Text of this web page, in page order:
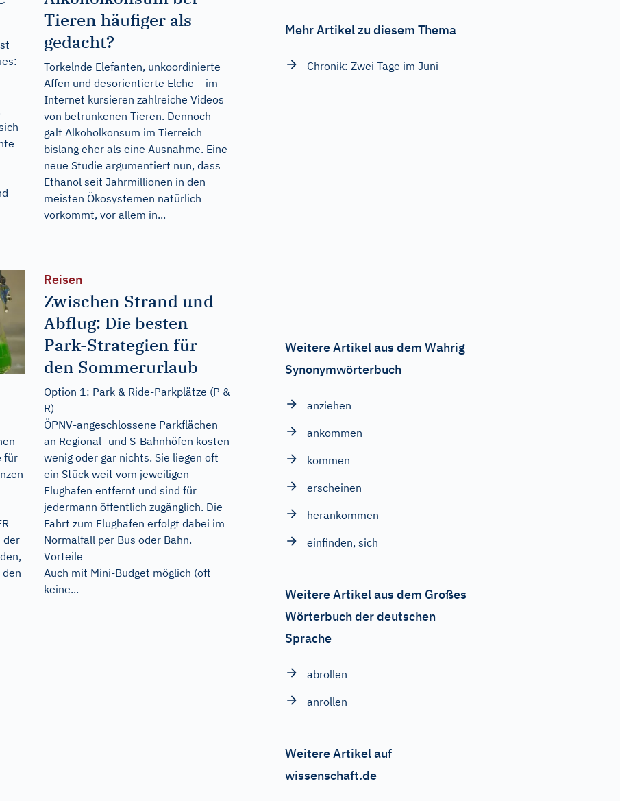
Tieren häufiger als
gedacht?
Torkelnde Elefanten, unkoordinierte
Affen und desorientierte Elche – im
Internet kursieren zahlreiche Videos
von betrunkenen Tieren. Dennoch
galt Alkoholkonsum im Tierreich
bislang eher als eine Ausnahme. Eine
neue Studie argumentiert nun, dass
Ethanol seit Jahrmillionen in den
meisten Ökosystemen natürlich
vorkommt, vor allem in...
für
der
Reisen
Zwischen Strand und
Abflug: Die besten
Park-Strategien für
den Sommerurlaub
Option 1: Park & Ride-Parkplätze (P &
R)
ÖPNV-angeschlossene Parkflächen
an Regional- und S-Bahnhöfen kosten
wenig oder gar nichts. Sie liegen oft
ein Stück weit vom jeweiligen
Flughafen entfernt und sind für
jedermann öffentlich zugänglich. Die
Fahrt zum Flughafen erfolgt dabei im
Normalfall per Bus oder Bahn.
Vorteile
Auch mit Mini-Budget möglich (oft
keine...
Mehr Artikel zu diesem Thema
Chronik: Zwei Tage im Juni
Weitere Artikel aus dem Wahrig
Synonymwörterbuch
anziehen
ankommen
kommen
erscheinen
herankommen
einfinden, sich
Weitere Artikel aus dem Großes
Wörterbuch der deutschen
Sprache
abrollen
anrollen
Weitere Artikel auf
wissenschaft.de